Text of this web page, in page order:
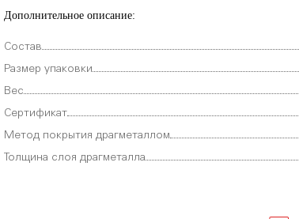
Дополнительное описание:
Состав
Размер упаковки
Вес
Сертификат
Метод покрытия драгметаллом
Толщина слоя драгметалла